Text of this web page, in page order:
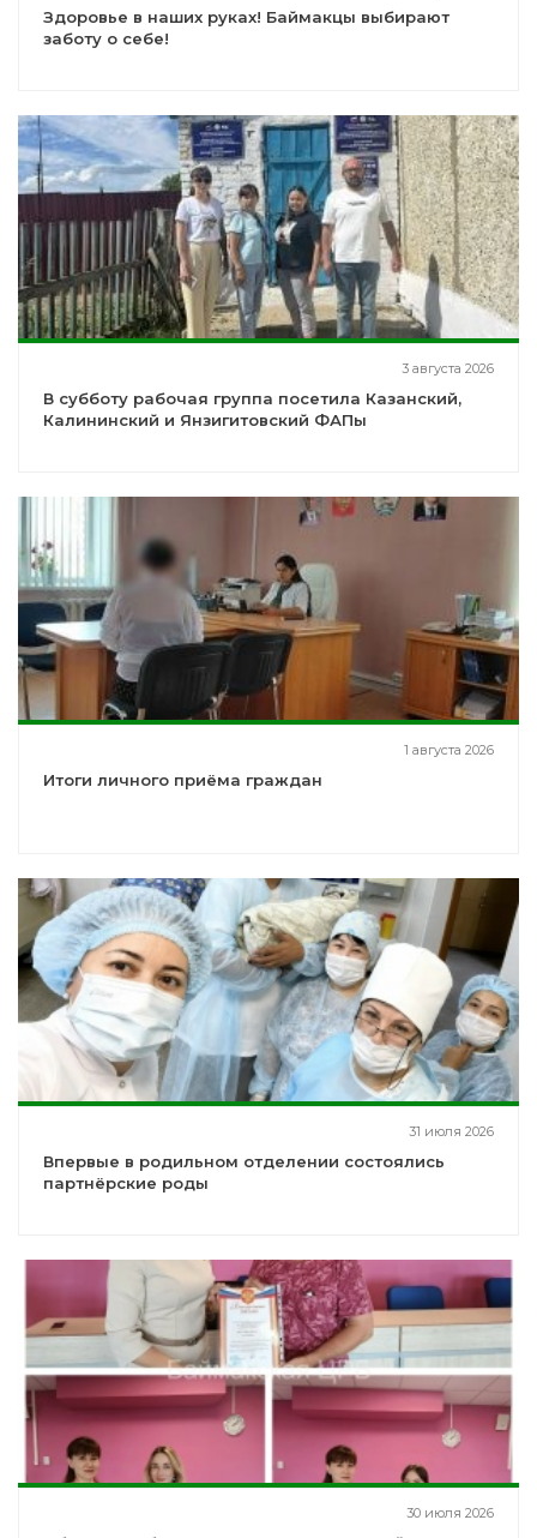
Здоровье в наших руках! Баймакцы выбирают
заботу о себе!
3 августа 2026
В субботу рабочая группа посетила Казанский,
Калининский и Янзигитовский ФАПы
1 августа 2026
Итоги личного приёма граждан
31 июля 2026
Впервые в родильном отделении состоялись
партнёрские роды
30 июля 2026